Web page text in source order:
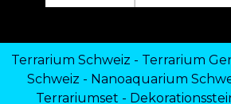
Terrarium Schweiz - Terrarium
Schweiz - Nanoaquarium
Terrariumset -